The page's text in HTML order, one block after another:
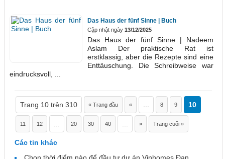
Das Haus der fünf Sinne | Buch
Cập nhật ngày 13/12/2025
Das Haus der fünf Sinne | Nadeem
Aslam Der praktische Rat ist
erstklassig, aber die Rezepte sind eine
Enttäuschung. Die Schreibweise war
eindrucksvoll, ...
Trang 10 trên 310 « Trang đầu « 8 9 10
11 12 20 30 40 » Trang cuối »
Các tin khác
Chọn thời điểm nào để đầu tư dự án Vinhomes Đan